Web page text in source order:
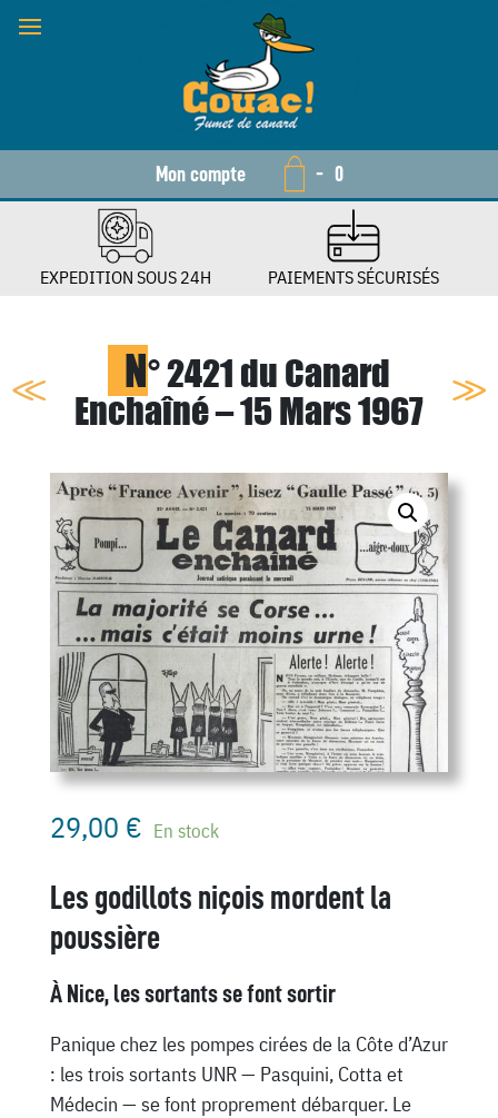
Mon compte - 0
EXPEDITION SOUS 24H PAIEMENTS SÉCURISÉS
N° 2421 du Canard
Enchaîné – 15 Mars 1967
29,00 € En stock
Les godillots niçois mordent la
poussière
À Nice, les sortants se font sortir
Panique chez les pompes cirées de la Côte d’Azur
: les trois sortants UNR — Pasquini, Cotta et
Médecin — se font proprement débarquer. Le